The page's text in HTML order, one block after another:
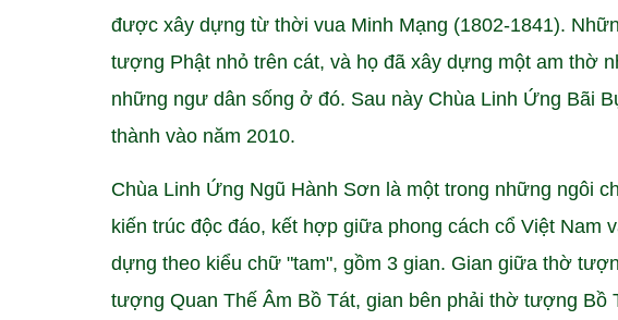
được xây dựng từ thời vua Minh Mạng (1802-1841).
tượng Phật nhỏ trên cát, và họ đã xây dựng một am thờ
những ngư dân sống ở đó. Sau này Chùa Linh Ứng Bãi
thành vào năm 2010.
Chùa Linh Ứng Ngũ Hành Sơn là một trong những ngôi
kiến trúc độc đáo, kết hợp giữa phong cách cổ Việt Nam
dựng theo kiểu chữ "tam", gồm 3 gian. Gian giữa thờ
tượng Quan Thế Âm Bồ Tát, gian bên phải thờ tượng